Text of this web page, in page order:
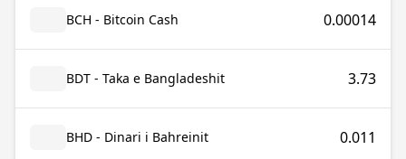
BCH - Bitcoin Cash 0.00014
BDT - Taka e Bangladeshit 3.73
BHD - Dinari i Bahreinit 0.011